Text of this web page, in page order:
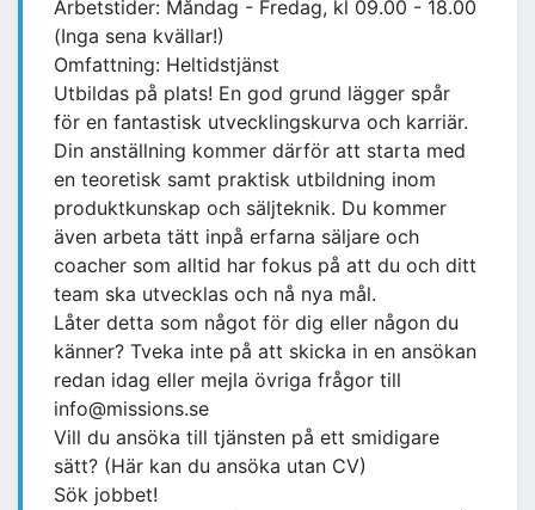
Arbetstider: Måndag - Fredag, kl 09.00 - 18.00
(Inga sena kvällar!)
Omfattning: Heltidstjänst
Utbildas på plats! En god grund lägger spår
för en fantastisk utvecklingskurva och karriär.
Din anställning kommer därför att starta med
en teoretisk samt praktisk utbildning inom
produktkunskap och säljteknik. Du kommer
även arbeta tätt inpå erfarna säljare och
coacher som alltid har fokus på att du och ditt
team ska utvecklas och nå nya mål.
Låter detta som något för dig eller någon du
känner? Tveka inte på att skicka in en ansökan
redan idag eller mejla övriga frågor till
info@missions.se
Vill du ansöka till tjänsten på ett smidigare
sätt? (Här kan du ansöka utan CV)
Sök jobbet!